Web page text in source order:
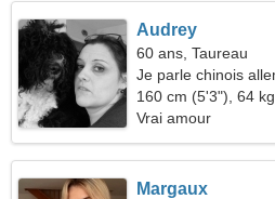
Audrey
60 ans, Taureau
Je parle chinois
160 cm (5'3"), 64
Vrai amour
Margaux